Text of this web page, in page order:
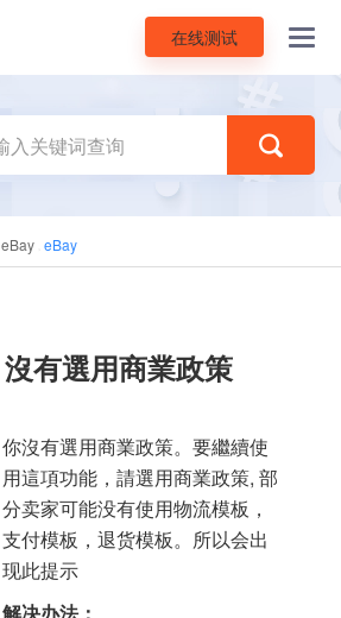
在线测试
eBay eBay
沒有選用商業政策
你沒有選用商業政策。要繼續使
用這項功能，請選用商業政策, 部
分卖家可能没有使用物流模板，
支付模板，退货模板。所以会出
现此提示